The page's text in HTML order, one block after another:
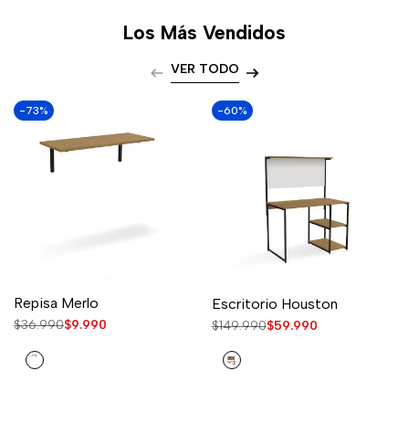
Los Más Vendidos
VER TODO
-73%
Repisa Merlo
Precio
$36.990Precio
$9.990
Nogal
-60%
Escritorio Houston
Precio
$149.990Precio
$59.990
Nogal